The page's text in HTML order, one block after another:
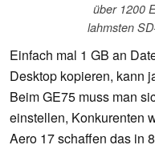
über 1200
lahmsten
Einfach mal 1 GB an
Desktop kopieren, kann
Beim GE75 muss man
einstellen, Konkurenten
Aero 17 schaffen das in